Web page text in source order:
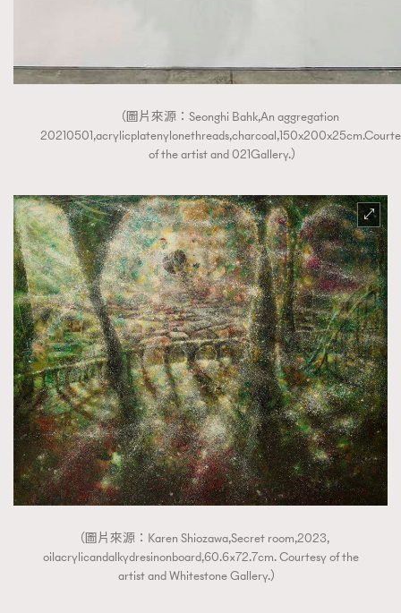
（圖片來源：Seonghi Bahk,An aggregation
of the artist and 021Gallery.）
（圖片來源：Karen Shiozawa,Secret room,2023,
oilacrylicandalkydresinonboard,60.6×72.7cm. Courtesy of the
artist and Whitestone Gallery.）